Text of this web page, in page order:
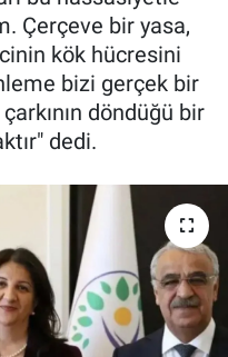
Çerçeve bir yasa,
kök hücresini
bizi gerçek bir
döndüğü bir
dedi.